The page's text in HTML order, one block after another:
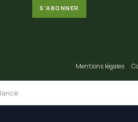
S'ABONNER
Mentions légales